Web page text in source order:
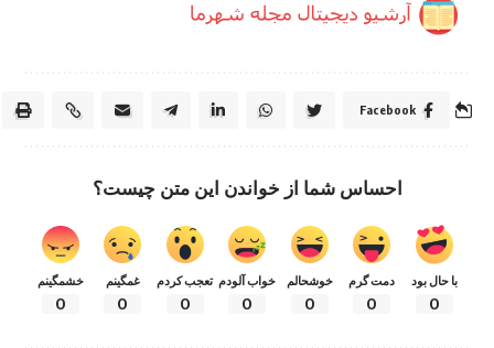
Facebook
احساس شما از خواندن این متن چیست؟
با حال بود
0
دمت گرم
0
خوشحالم
0
خواب آلودم
0
تعجب کردم
0
غمگینم
0
خشمگینم
0